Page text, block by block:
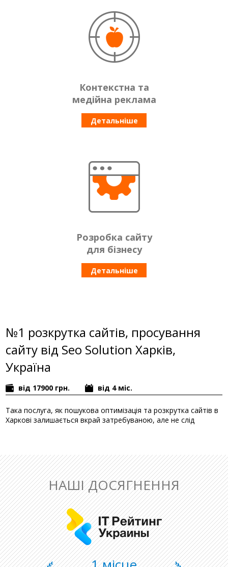
Контекстна та
медійна реклама
Детальніше
Розробка сайту
для бізнесу
Детальніше
№1 розкрутка сайтів, просування
сайту від Seo Solution Харків,
Україна
від 17900 грн. від 4 міс.
Така послуга, як пошукова оптимізація та розкрутка сайтів в
Харкові залишається вкрай затребуваною, але не слід
конкуренти зможуть помітно обійти ас по всіх фронтах.
Професійне SEO просування з оплатою за фактом
З кожним днем, поки не буде виконано просування в ТОП
Google Харків, Ваші позиції будуть істотно знижуватися. Не
допускайте падіння свого бізнесу на тлі злету конкурентів -
замовляйте якісні SEO послуги в нашій компанії. Це відчутна
підтримка для інтернет ресурсу з використанням передових
веб-технологій і знань кваліфікованих фахівців.
НАШІ ДОСЯГНЕННЯ